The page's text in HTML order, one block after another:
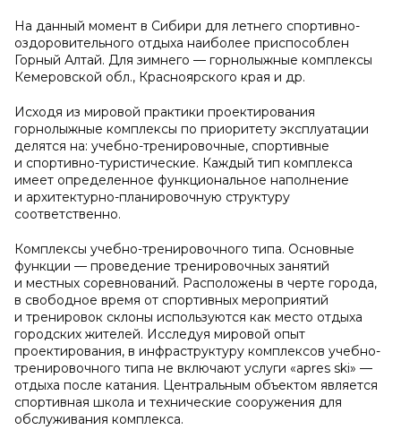
На данный момент в Сибири для летнего спортивно-
оздоровительного отдыха наиболее приспособлен
Горный Алтай. Для зимнего — горнолыжные комплексы
Кемеровской обл., Красноярского края и др.
Исходя из мировой практики проектирования
горнолыжные комплексы по приоритету эксплуатации
делятся на: учебно-тренировочные, спортивные
и спортивно-туристические. Каждый тип комплекса
имеет определенное функциональное наполнение
и архитектурно-планировочную структуру
соответственно.
Комплексы учебно-тренировочного типа. Основные
функции — проведение тренировочных занятий
и местных соревнований. Расположены в черте города,
в свободное время от спортивных мероприятий
и тренировок склоны используются как место отдыха
городских жителей. Исследуя мировой опыт
проектирования, в инфраструктуру комплексов учебно-
тренировочного типа не включают услуги «apres ski» —
отдыха после катания. Центральным объектом является
спортивная школа и технические сооружения для
обслуживания комплекса.